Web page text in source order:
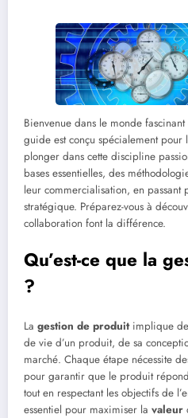
Bienvenue dans le monde
guide est conçu spécialement pour
plonger dans cette discipline
bases essentielles, des
leur commercialisation, en passant
stratégique. Préparez-vous à
collaboration font la différence.
Qu’est-ce que la
?
La gestion de produitimplique de
de vie d’un produit, de sa
marché. Chaque étape nécessite
pour garantir que le produit
tout en respectant les objectifs de
essentiel pour maximiser la valeur